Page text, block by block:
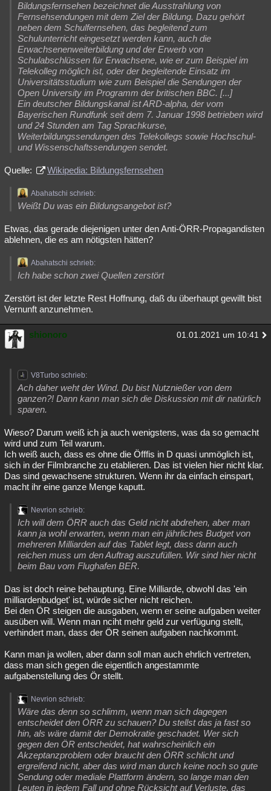
Bildungsfernsehen bezeichnet die Ausstrahlung von
Fernsehsendungen mit dem Ziel der Bildung. Dazu gehört
neben dem Schulfernsehen, das begleitend zum
Schulunterricht eingesetzt werden kann, auch die
Erwachsenenweiterbildung und der Erwerb von
Schulabschlüssen für Erwachsene, wie er zum Beispiel im
Telekolleg möglich ist, oder der begleitende Einsatz im
Universitätsstudium wie zum Beispiel die Sendungen der
Open University im Programm der britischen BBC. [...]
Ein deutscher Bildungskanal ist ARD-alpha, der vom
Bayerischen Rundfunk seit dem 7. Januar 1998 betrieben wird
und 24 Stunden am Tag Sprachkurse,
Weiterbildungssendungen des Telekollegs sowie Hochschul-
und Wissenschaftssendungen sendet.
Quelle: Wikipedia: Bildungsfernsehen
Abahatschi schrieb:
Weißt Du was ein Bildungsangebot ist?
Etwas, das gerade diejenigen unter den Anti-ÖRR-Propagandisten
ablehnen, die es am nötigsten hätten?
Abahatschi schrieb:
Ich habe schon zwei Quellen zerstört
Zerstört ist der letzte Rest Hoffnung, daß du überhaupt gewillt bist
Vernunft anzunehmen.
shionoro 01.01.2021 um 10:41
V8Turbo schrieb:
Ach daher weht der Wind. Du bist Nutznießer von dem
ganzen?! Dann kann man sich die Diskussion mit dir natürlich
sparen.
Wieso? Darum weiß ich ja auch wenigstens, was da so gemacht
wird und zum Teil warum.
Ich weiß auch, dass es ohne die Öfffis in D quasi unmöglich ist,
sich in der Filmbranche zu etablieren. Das ist vielen hier nicht klar.
Das sind gewachsene strukturen. Wenn ihr da einfach einspart,
macht ihr eine ganze Menge kaputt.
Nevrion schrieb:
Ich will dem ÖRR auch das Geld nicht abdrehen, aber man
kann ja wohl erwarten, wenn man ein jährliches Budget von
mehreren Milliarden auf das Tablet legt, dass dann auch
reichen muss um den Auftrag auszufüllen. Wir sind hier nicht
beim Bau vom Flughafen BER.
Das ist doch reine behauptung. Eine Milliarde, obwohl das 'ein
milliardenbudget' ist, würde sicher nicht reichen.
Bei den ÖR steigen die ausgaben, wenn er seine aufgaben weiter
ausüben will. Wenn man nciht mehr geld zur verfügung stellt,
verhindert man, dass der ÖR seinen aufgaben nachkommt.
Kann man ja wollen, aber dann soll man auch ehrlich vertreten,
dass man sich gegen die eigentlich angestammte
aufgabenstellung des Ör stellt.
Nevrion schrieb:
Wäre das denn so schlimm, wenn man sich dagegen
entscheidet den ÖRR zu schauen? Du stellst das ja fast so
hin, als wäre damit der Demokratie geschadet. Wer sich
gegen den ÖR entscheidet, hat wahrscheinlich ein
Akzeptanzproblem oder braucht den ÖRR schlicht und
ergreifend nicht, aber das wird man durch keine noch so gute
Sendung oder mediale Plattform ändern, so lange man den
Leuten in jedem Fall und ohne Rücksicht auf Verluste, das